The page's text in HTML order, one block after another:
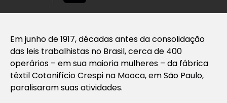
Em junho de 1917, décadas antes da consolidação
das leis trabalhistas no Brasil, cerca de 400
operários – em sua maioria mulheres – da fábrica
têxtil Cotonifício Crespi na Mooca, em São Paulo,
paralisaram suas atividades.